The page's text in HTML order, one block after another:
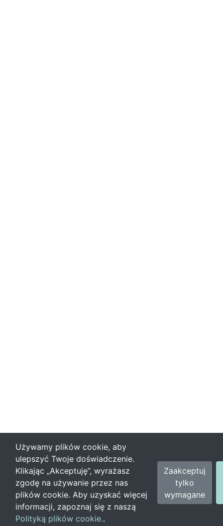
Używamy plików cookie, aby
ulepszyć Twoje doświadczenie.
Klikając „Akceptuję”, wyrażasz
zgodę na używanie przez nas
plików cookie. Aby uzyskać więcej
informacji, zapoznaj się z naszą
Polityką plików cookie..
Zaakceptuj
tylko
wymagane